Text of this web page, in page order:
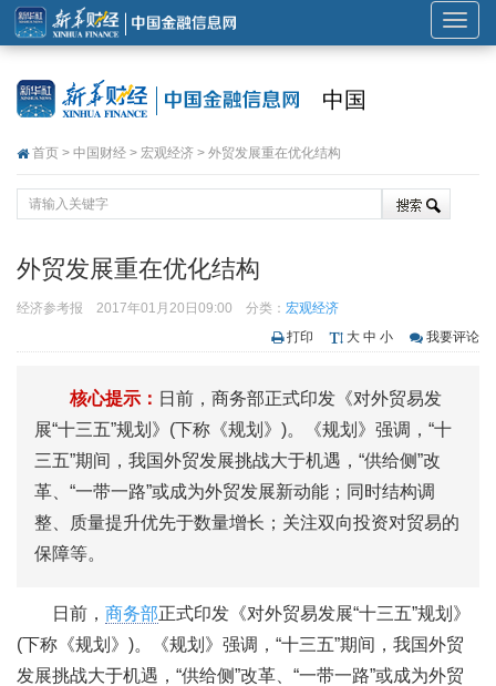
展
开
中国
首页 > 中国财经 > 宏观经济 > 外贸发展重在优化结构
外贸发展重在优化结构
经济参考报 2017年01月20日09:00 分类： 宏观经济
打印
大 中 小 我要评论
核心提示： 日前，商务部正式印发《对外贸易发
展“十三五”规划》(下称《规划》)。《规划》强调，“十
三五”期间，我国外贸发展挑战大于机遇，“供给侧”改
革、“一带一路”或成为外贸发展新动能；同时结构调
整、质量提升优先于数量增长；关注双向投资对贸易的
保障等。
日前， 商务部正式印发《对外贸易发展“十三五”规划》
(下称《规划》)。《规划》强调，“十三五”期间，我国外贸
发展挑战大于机遇，“供给侧”改革、“一带一路”或成为外贸